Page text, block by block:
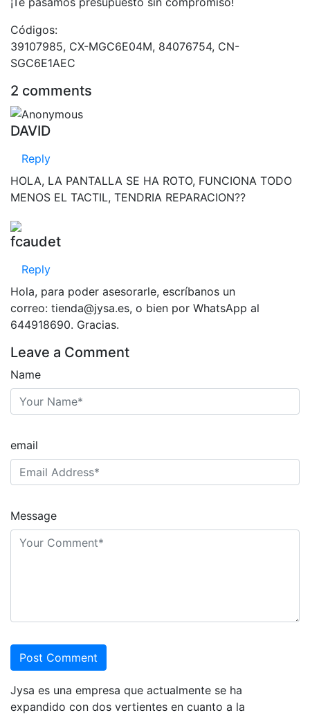
Códigos:
39107985, CX-MGC6E04M, 84076754, CN-
SGC6E1AEC
2 comments
DAVID
Reply
HOLA, LA PANTALLA SE HA ROTO, FUNCIONA TODO
MENOS EL TACTIL, TENDRIA REPARACION??
fcaudet
Reply
Hola, para poder asesorarle, escríbanos un
correo: tienda@jysa.es, o bien por WhatsApp al
644918690. Gracias.
Leave a Comment
Name
email
Message
Post Comment
Jysa es una empresa que actualmente se ha
expandido con dos vertientes en cuanto a la